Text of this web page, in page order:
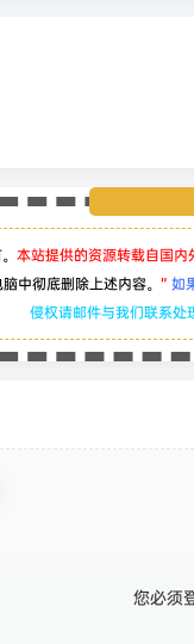
本站提供的资源转载自国内
中彻底删除上述内容。 “ 如
侵权请邮件与我们联系处
您必须